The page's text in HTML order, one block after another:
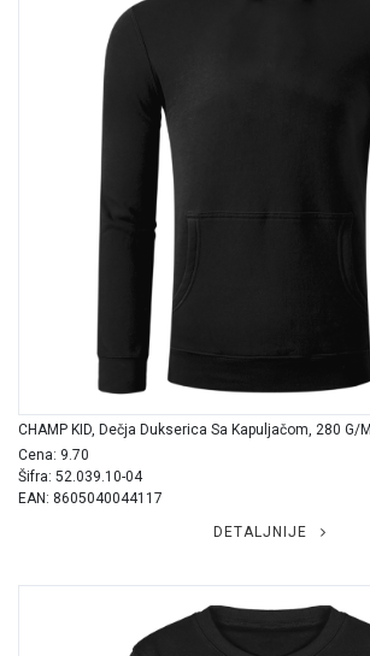
CHAMP KID, Dečja Dukserica Sa Kapuljačom, 280 G/
Cena: 9.70
Šifra: 52.039.10-04
EAN: 8605040044117
DETALJNIJE